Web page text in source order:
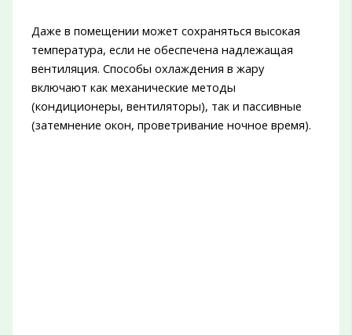
Даже в помещении может сохраняться высокая
температура, если не обеспечена надлежащая
вентиляция. Способы охлаждения в жару
включают как механические методы
(кондиционеры, вентиляторы), так и пассивные
(затемнение окон, проветривание ночное время).